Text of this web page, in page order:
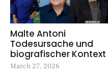
Malte Antoni
Todesursache und
biografischer Kontext
March 27, 2026